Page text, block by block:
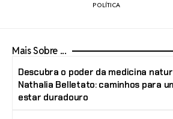
POLÍTICA
Mais Sobre ...
Descubra o poder da medicina
Nathalia Belletato: caminhos para
estar duradouro